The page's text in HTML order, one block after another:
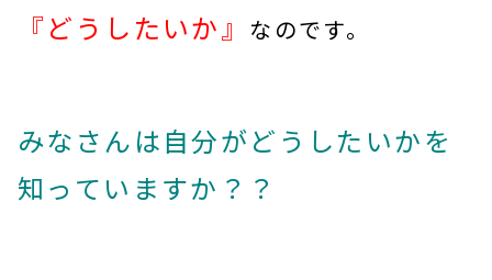
『どうしたいか』 なのです。
みなさんは自分がどうしたいかを
知っていますか？？